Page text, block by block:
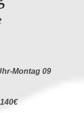
Montag 09